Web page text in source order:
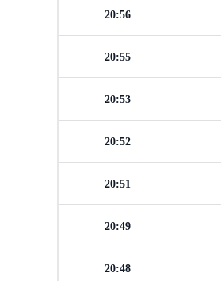
20:56
20:55
20:53
20:52
20:51
20:49
20:48